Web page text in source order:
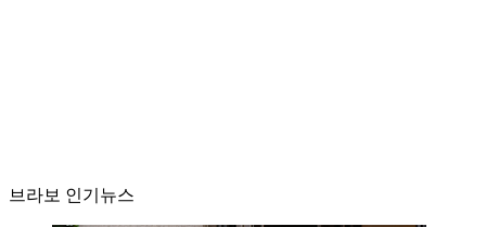
브라보 인기뉴스